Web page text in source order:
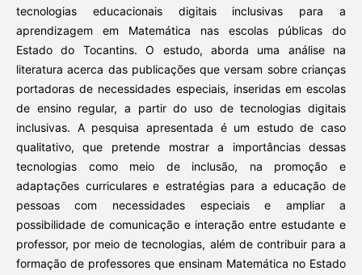
tecnologias educacionais digitais inclusivas para a
aprendizagem em Matemática nas escolas públicas do
Estado do Tocantins. O estudo, aborda uma análise na
literatura acerca das publicações que versam sobre crianças
portadoras de necessidades especiais, inseridas em escolas
de ensino regular, a partir do uso de tecnologias digitais
inclusivas. A pesquisa apresentada é um estudo de caso
qualitativo, que pretende mostrar a importâncias dessas
tecnologias como meio de inclusão, na promoção e
adaptações curriculares e estratégias para a educação de
pessoas com necessidades especiais e ampliar a
possibilidade de comunicação e interação entre estudante e
professor, por meio de tecnologias, além de contribuir para a
formação de professores que ensinam Matemática no Estado